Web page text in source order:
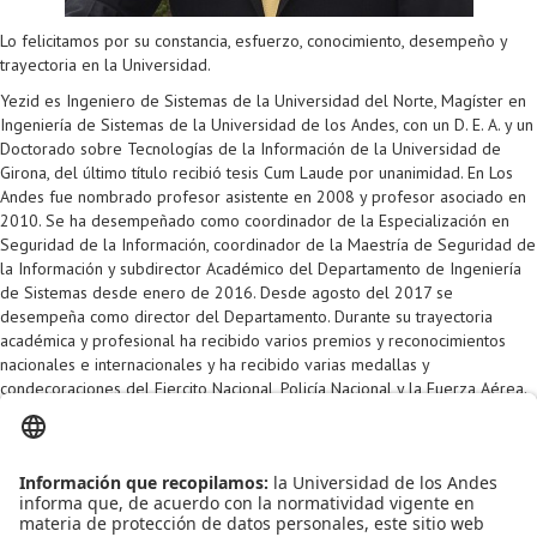
Lo felicitamos por su constancia, esfuerzo, conocimiento, desempeño y
trayectoria en la Universidad.
Yezid es Ingeniero de Sistemas de la Universidad del Norte, Magíster en
Ingeniería de Sistemas de la Universidad de los Andes, con un D. E. A. y un
Doctorado sobre Tecnologías de la Información de la Universidad de
Girona, del último título recibió tesis Cum Laude por unanimidad. En Los
Andes fue nombrado profesor asistente en 2008 y profesor asociado en
2010. Se ha desempeñado como coordinador de la Especialización en
Seguridad de la Información, coordinador de la Maestría de Seguridad de
la Información y subdirector Académico del Departamento de Ingeniería
de Sistemas desde enero de 2016. Desde agosto del 2017 se
desempeña como director del Departamento. Durante su trayectoria
académica y profesional ha recibido varios premios y reconocimientos
nacionales e internacionales y ha recibido varias medallas y
condecoraciones del Ejercito Nacional, Policía Nacional y la Fuerza Aérea.
Entre sus líneas de investigación están: optimización de redes,
convergencia de servicio en redes, calidad del servicio en redes,
Reconocemos su entrega y dedicación durante todos estos años, ¡gracias
profesor Yezid!
Proyecto de grado
Reingreso
Reintegro
Retiro voluntario
Transferencia
Tarifas
Grado